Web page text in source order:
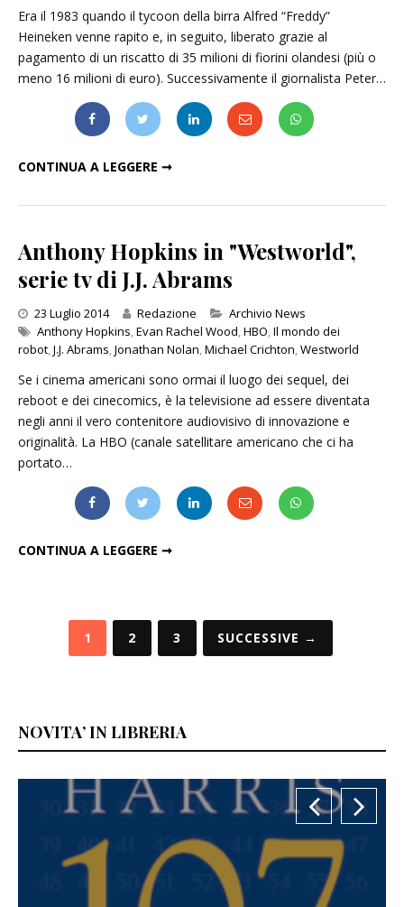
Era il 1983 quando il tycoon della birra Alfred “Freddy”
Heineken venne rapito e, in seguito, liberato grazie al
pagamento di un riscatto di 35 milioni di fiorini olandesi (più o
meno 16 milioni di euro). Successivamente il giornalista Peter…
CONTINUA A LEGGERE ➞
Anthony Hopkins in "Westworld",
serie tv di J.J. Abrams
23 Luglio 2014 Redazione Categories
Archivio News
Anthony Hopkins,Evan Rachel Wood,HBO,Il mondo dei
robot,J.J. Abrams,Jonathan Nolan,Michael Crichton,Westworld
Se i cinema americani sono ormai il luogo dei sequel, dei
reboot e dei cinecomics, è la televisione ad essere diventata
negli anni il vero contenitore audiovisivo di innovazione e
originalità. La HBO (canale satellitare americano che ci ha
portato…
CONTINUA A LEGGERE ➞
Paginazione
1 2 3 SUCCESSIVE →
NOVITA’ IN LIBRERIA